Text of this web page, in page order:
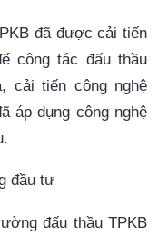
đã được cải tiến
công tác đấu thầu
cải tiến công nghệ
áp dụng công nghệ
đầu tư
đấu thầu TPKB